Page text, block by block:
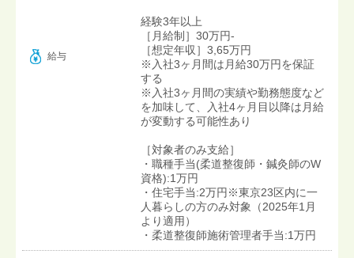
給与
経験3年以上
［月給制］30万円-
［想定年収］3,65万円
※入社3ヶ月間は月給30万円を保証
する
※入社3ヶ月間の実績や勤務態度など
を加味して、入社4ヶ月目以降は月給
が変動する可能性あり
［対象者のみ支給］
・職種手当(柔道整復師・鍼灸師のW
資格):1万円
・住宅手当:2万円※東京23区内に一
人暮らしの方のみ対象（2025年1月
より適用）
・柔道整復師施術管理者手当:1万円